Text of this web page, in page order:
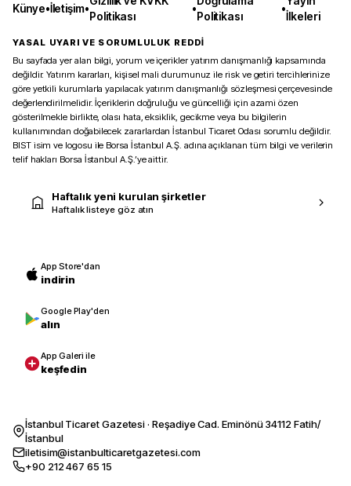
Künye•İletişim•
Politikası
•
Politikası
•
İlkeleri
YASAL UYARI VE SORUMLULUK REDDİ
Bu sayfada yer alan bilgi, yorum ve içerikler yatırım danışmanlığı kapsamında
değildir. Yatırım kararları, kişisel mali durumunuz ile risk ve getiri tercihlerinize
göre yetkili kurumlarla yapılacak yatırım danışmanlığı sözleşmesi çerçevesinde
değerlendirilmelidir. İçeriklerin doğruluğu ve güncelliği için azami özen
gösterilmekle birlikte, olası hata, eksiklik, gecikme veya bu bilgilerin
kullanımından doğabilecek zararlardan İstanbul Ticaret Odası sorumlu değildir.
BIST isim ve logosu ile Borsa İstanbul A.Ş. adına açıklanan tüm bilgi ve verilerin
telif hakları Borsa İstanbul A.Ş.’ye aittir.
Haftalık yeni kurulan şirketler
Haftalık listeye göz atın
App Store'dan
indirin
Google Play'den
alın
App Galeri ile
keşfedin
İstanbul Ticaret Gazetesi · Reşadiye Cad. Eminönü 34112 Fatih/
İstanbul
iletisim@istanbulticaretgazetesi.com
+90 212 467 65 15